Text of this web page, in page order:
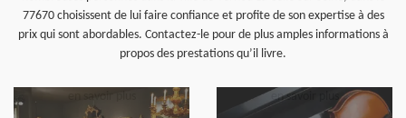
77670 choisissent de lui faire confiance et profite de son expertise à des
prix qui sont abordables. Contactez-le pour de plus amples informations à
propos des prestations qu’il livre.
en savoir plus en savoir plus